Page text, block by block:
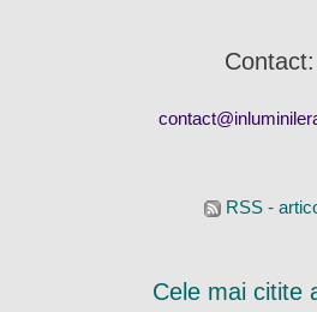
Contact:
RSS -
Cele mai citite